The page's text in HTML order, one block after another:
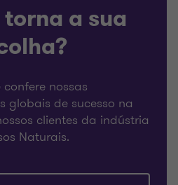
a sua
nossas
globais de sucesso na
clientes da indústria
Naturais.